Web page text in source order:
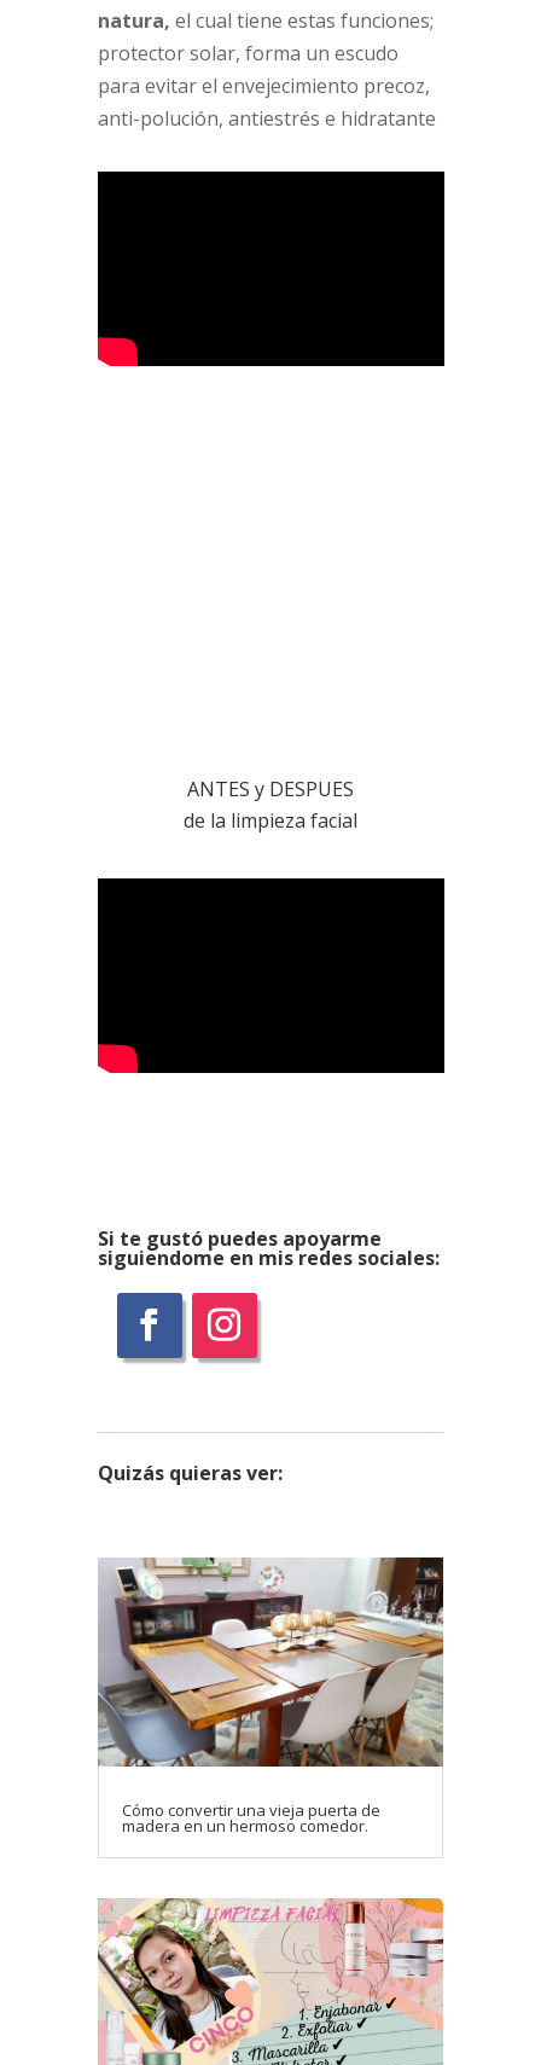
natura, el cual tiene estas funciones;
protector solar, forma un escudo
para evitar el envejecimiento precoz,
anti-polución, antiestrés e hidratante
ANTES y DESPUES
de la limpieza facial
Si te gustó puedes apoyarme
siguiendome en mis redes sociales:
Quizásquieras ver:
Cómo convertir una vieja puerta de
madera en un hermoso comedor.